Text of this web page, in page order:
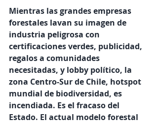
Mientras las grandes empresas
forestales lavan su imagen de
industria peligrosa con
certificaciones verdes, publicidad,
regalos a comunidades
necesitadas, y lobby político, la
zona Centro-Sur de Chile, hotspot
mundial de biodiversidad, es
incendiada. Es el fracaso del
Estado. El actual modelo forestal